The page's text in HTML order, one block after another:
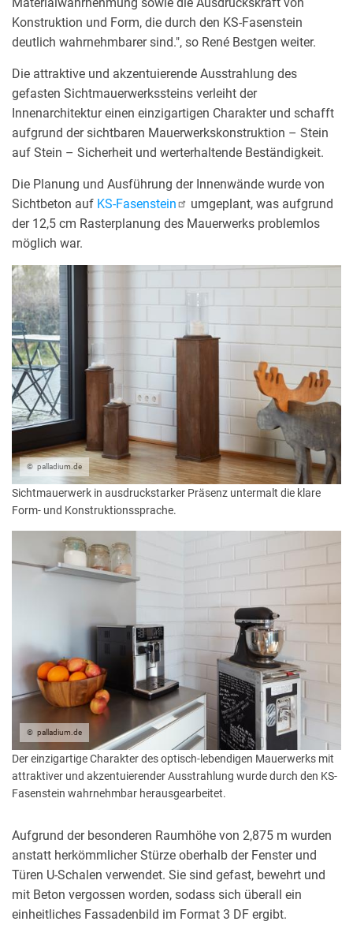
Konstruktion und Form, die durch den KS-Fasenstein
deutlich wahrnehmbarer sind.", so René Bestgen weiter.
Die attraktive und akzentuierende Ausstrahlung des
gefasten Sichtmauerwerkssteins verleiht der
Innenarchitektur einen einzigartigen Charakter und schafft
aufgrund der sichtbaren Mauerwerkskonstruktion – Stein
auf Stein – Sicherheit und werterhaltende Beständigkeit.
Die Planung und Ausführung der Innenwände wurde von
Sichtbeton auf KS-Fasenstein
umgeplant, was aufgrund
der 12,5 cm Rasterplanung des Mauerwerks problemlos
möglich war.
palladium.de
Sichtmauerwerk in ausdruckstarker Präsenz untermalt die klare
Form- und Konstruktionssprache.
palladium.de
Der einzigartige Charakter des optisch-lebendigen Mauerwerks mit
attraktiver und akzentuierender Ausstrahlung wurde durch den KS-
Fasenstein wahrnehmbar herausgearbeitet.
Aufgrund der besonderen Raumhöhe von 2,875 m wurden
anstatt herkömmlicher Stürze oberhalb der Fenster und
Türen U-Schalen verwendet. Sie sind gefast, bewehrt und
mit Beton vergossen worden, sodass sich überall ein
einheitliches Fassadenbild im Format 3 DF ergibt.